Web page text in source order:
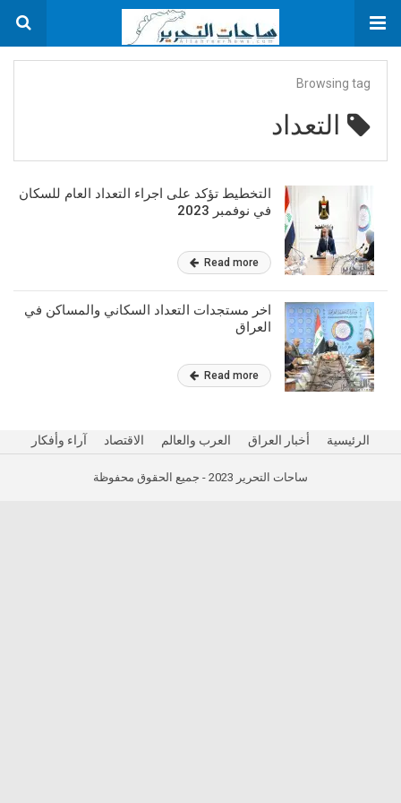
Browsing tag
التعداد
التخطيط تؤكد على اجراء التعداد العام للسكان
في نوفمبر 2023
Read more
اخر مستجدات التعداد السكاني والمساكن في
العراق
Read more
الرئيسية أخبار العراق العرب والعالم الاقتصاد آراء وأفكار
ساحات التحرير 2023 - جميع الحقوق محفوظة